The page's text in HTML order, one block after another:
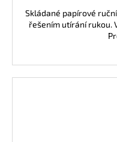
Skládané papírové
řešením utírání rukou.